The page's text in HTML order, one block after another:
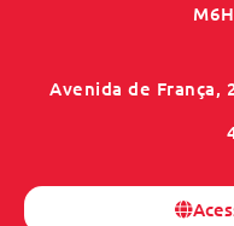
Avenida de França,